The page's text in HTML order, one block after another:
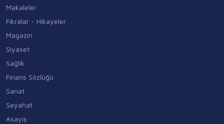
Makaleler
Fıkralar - Hikayeler
Magazin
Siyaset
Sağlık
Finans Sözlüğü
Sanat
Seyahat
Asayiş